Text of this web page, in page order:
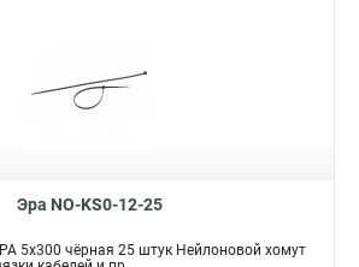
Эра NO-KS0-12-25
5x300 чёрная 25 штук Нейлоновой хомут